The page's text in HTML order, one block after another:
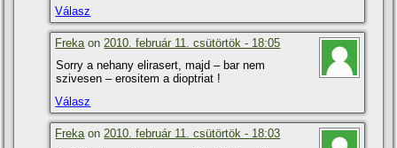
Válasz
Frekaon2010. február 11. csütörtök - 18:05
Sorry a nehany elirasert, majd – bar nem
szivesen – erositem a dioptriat !
Válasz
Frekaon2010. február 11. csütörtök - 18:03